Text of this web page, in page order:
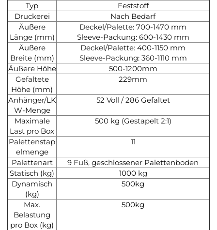
Typ
Feststoff
Druckerei
Nach Bedarf
Äußere
Länge (mm)
Deckel/Palette: 700-1470 mm
Sleeve-Packung: 600-1430 mm
Äußere
Breite (mm)
Deckel/Palette: 400-1150 mm
Sleeve-Packung: 360-1110 mm
Äußere Höhe
500-1200mm
Gefaltete
Höhe (mm)
229mm
Anhänger/LK
W-Menge
52 Voll / 286 Gefaltet
Maximale
Last pro Box
500 kg (Gestapelt 2:1)
Palettenstap
elmenge
11
Palettenart
9 Fuß, geschlossener Palettenboden
Statisch (kg)
1000 kg
Dynamisch
(kg)
500kg
Max.
Belastung
pro Box (kg)
500kg